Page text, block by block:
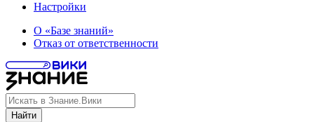
Настройки
О «Базе знаний»
Отказ от ответственности
Найти